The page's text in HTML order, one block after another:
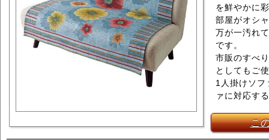
を鮮やかに
部屋がオシ
万が一汚れ
です。
市販のすべ
としてもご
1人掛けソフ
ァに対応す
こ